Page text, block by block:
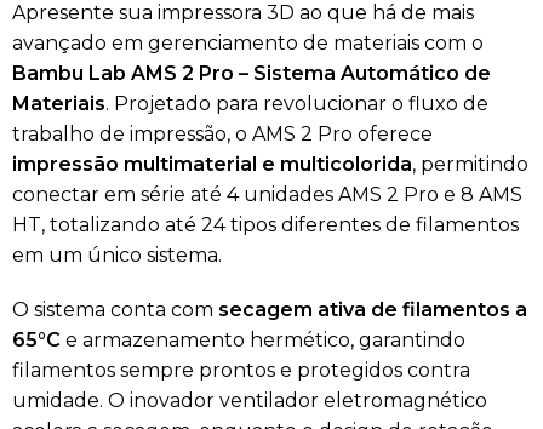
Apresente sua impressora 3D ao que há de mais
avançado em gerenciamento de materiais com o
Bambu Lab AMS 2 Pro – Sistema Automático de
Materiais. Projetado para revolucionar o fluxo de
trabalho de impressão, o AMS 2 Pro oferece
impressão multimaterial e multicolorida, permitindo
conectar em série até 4 unidades AMS 2 Pro e 8 AMS
HT, totalizando até 24 tipos diferentes de filamentos
em um único sistema.
O sistema conta com secagem ativa de filamentos a
65°C e armazenamento hermético, garantindo
filamentos sempre prontos e protegidos contra
umidade. O inovador ventilador eletromagnético